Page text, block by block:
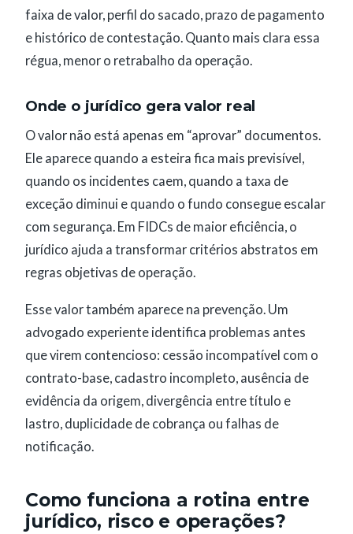
faixa de valor, perfil do sacado, prazo de pagamento
e histórico de contestação. Quanto mais clara essa
régua, menor o retrabalho da operação.
Onde o jurídico gera valor real
O valor não está apenas em “aprovar” documentos.
Ele aparece quando a esteira fica mais previsível,
quando os incidentes caem, quando a taxa de
exceção diminui e quando o fundo consegue escalar
com segurança. Em FIDCs de maior eficiência, o
jurídico ajuda a transformar critérios abstratos em
regras objetivas de operação.
Esse valor também aparece na prevenção. Um
advogado experiente identifica problemas antes
que virem contencioso: cessão incompatível com o
contrato-base, cadastro incompleto, ausência de
evidência da origem, divergência entre título e
lastro, duplicidade de cobrança ou falhas de
notificação.
Como funciona a rotina entre
jurídico, risco e operações?